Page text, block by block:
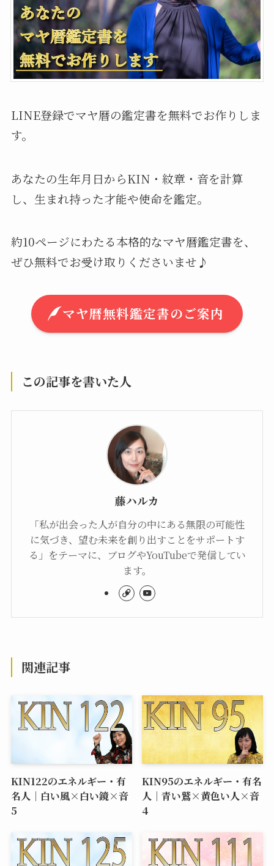
マヤ暦手帳の詳細はこちら
マヤ暦の無料占い鑑定書をお受け取りく
ださい♪
す。
あなたの生年月日からKIN・紋章・音を計算
し、生まれ持った才能や使命を鑑定。
約10ページにわたる本格的なマヤ暦鑑定書を、
ぜひ無料でお受け取りくださいませ♪
マヤ暦無料鑑定書のご案内
藤ハルカ
に気づき、望む未来を創り出すことをサポートす
る」をテーマに、ブログやYouTubeで発信してい
ます。